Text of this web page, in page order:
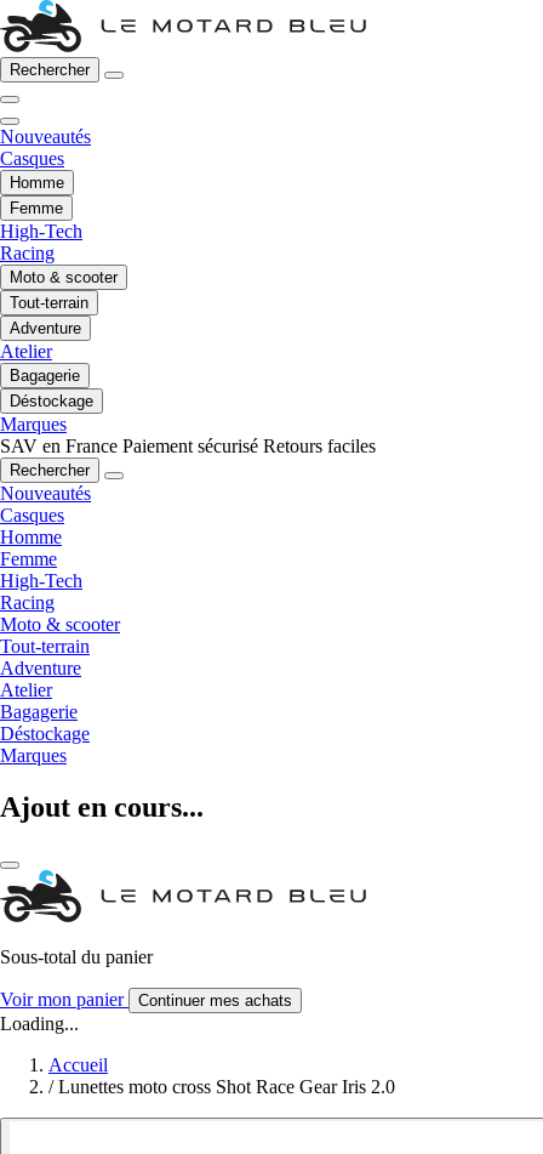
Rechercher
Nouveautés
Casques
Homme
Femme
High-Tech
Racing
Moto & scooter
Tout-terrain
Adventure
Atelier
Bagagerie
Déstockage
Marques
SAV en France Paiement sécurisé Retours faciles
Rechercher
Nouveautés
Casques
Homme
Femme
High-Tech
Racing
Moto & scooter
Tout-terrain
Adventure
Atelier
Bagagerie
Déstockage
Marques
Ajout en cours...
Sous-total du panier
Voir mon panier Continuer mes achats
Loading...
Accueil
/ Lunettes moto cross Shot Race Gear Iris 2.0